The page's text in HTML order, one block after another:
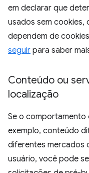
em declarar que
usados sem cookies,
dependem de
seguir para saber
Conteúdo ou
localização
Se o
exemplo, conteúdo
diferentes mercados
usuário, você pode